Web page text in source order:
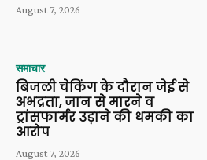
August 7, 2026
समाचार
बिजली चेकिंग के दौरान जेई से
अभद्रता, जान से मारने व
ट्रांसफार्मर उड़ाने की धमकी का
आरोप
August 7, 2026